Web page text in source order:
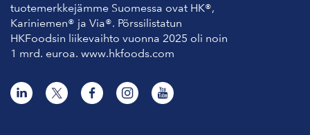
tuotemerkkejämme Suomessa ovat HK®,
Kariniemen® ja Via®. Pörssilistatun
HKFoodsin liikevaihto vuonna 2025 oli noin
1 mrd. euroa. www.hkfoods.com